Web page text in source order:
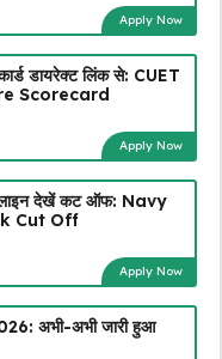
Apply Now
डायरेक्ट लिंक से: CUET
Scorecard
Apply Now
देखें कट ऑफ: Navy
Cut Off
Apply Now
अभी-अभी जारी हुआ